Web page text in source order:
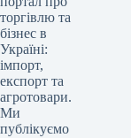
торгівлю та
бізнес в
Україні:
імпорт,
експорт та
агротовари.
Ми
публікуємо